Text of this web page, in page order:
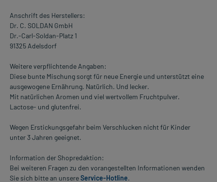
Anschrift des Herstellers:
Dr. C. SOLDAN GmbH
Dr.-Carl-Soldan-Platz 1
91325 Adelsdorf
Weitere verpflichtende Angaben:
Diese bunte Mischung sorgt für neue Energie und unterstützt eine
ausgewogene Ernährung. Natürlich. Und lecker.
Mit natürlichen Aromen und viel wertvollem Fruchtpulver.
Lactose- und glutenfrei.
Wegen Erstickungsgefahr beim Verschlucken nicht für Kinder
unter 3 Jahren geeignet.
Information der Shopredaktion:
Bei weiteren Fragen zu den vorangestellten Informationen wenden
Sie sich bitte an unsereService-Hotline.